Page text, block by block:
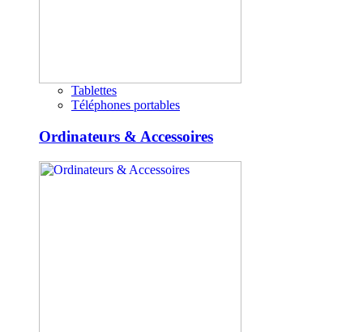
Tablettes
Téléphones portables
Ordinateurs & Accessoires